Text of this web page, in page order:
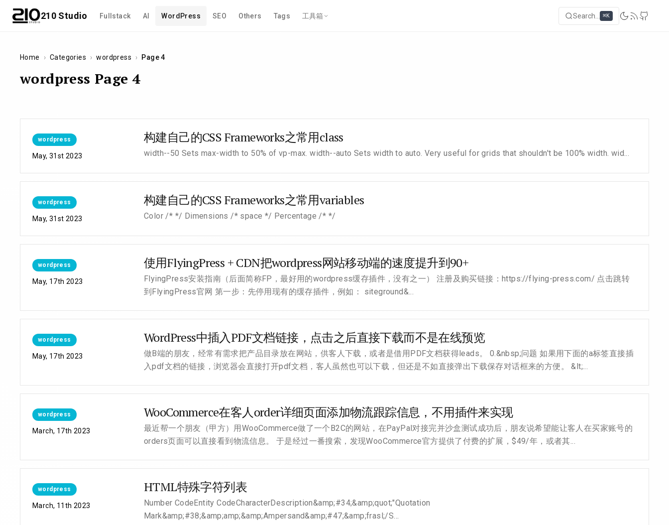
210 Studio Fullstack AI WordPress SEO Others Tags 工具箱 Search... ⌘K
Home › Categories › wordpress › Page 4
wordpress Page 4
wordpress
May, 31st 2023
构建自己的CSS Frameworks之常用class
width--50 Sets max-width to 50% of vp-max. width--auto Sets width to auto. Very useful for grids that shouldn't be 100% width. wid...
wordpress
May, 31st 2023
构建自己的CSS Frameworks之常用variables
Color /* */ Dimensions /* space */ Percentage /* */
wordpress
May, 17th 2023
使用FlyingPress + CDN把wordpress网站移动端的速度提升到90+
FlyingPress安装指南（后面简称FP，最好用的wordpress缓存插件，没有之一） 注册及购买链接：https://flying-press.com/ 点击跳转
到FlyingPress官网 第一步：先停用现有的缓存插件，例如： siteground&...
wordpress
May, 17th 2023
WordPress中插入PDF文档链接，点击之后直接下载而不是在线预览
做B端的朋友，经常有需求把产品目录放在网站，供客人下载，或者是借用PDF文档获得leads。 0.&nbsp;问题 如果用下面的a标签直接插
入pdf文档的链接，浏览器会直接打开pdf文档，客人虽然也可以下载，但还是不如直接弹出下载保存对话框来的方便。 &lt;...
wordpress
March, 17th 2023
WooCommerce在客人order详细页面添加物流跟踪信息，不用插件来实现
最近帮一个朋友（甲方）用WooCommerce做了一个B2C的网站，在PayPal对接完并沙盒测试成功后，朋友说希望能让客人在买家账号的
orders页面可以直接看到物流信息。 于是经过一番搜索，发现WooCommerce官方提供了付费的扩展，$49/年，或者其...
wordpress
March, 11th 2023
HTML特殊字符列表
Number CodeEntity CodeCharacterDescription&amp;#34;&amp;quot;"Quotation
Mark&amp;#38;&amp;amp;&amp;Ampersand&amp;#47;&amp;frasl;/S...